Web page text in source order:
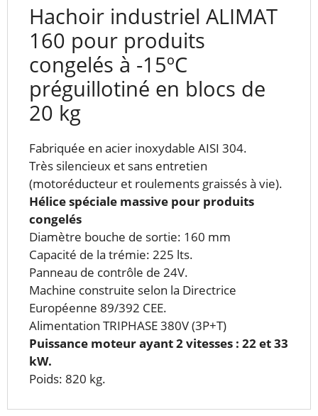
Hachoir industriel ALIMAT
160 pour produits
congelés à -15ºC
préguillotiné en blocs de
20 kg
Fabriquée en acier inoxydable AISI 304.
Très silencieux et sans entretien
(motoréducteur et roulements graissés à vie).
Hélice spéciale massive pour produits
congelés
Diamètre bouche de sortie: 160 mm
Capacité de la trémie: 225 lts.
Panneau de contrôle de 24V.
Machine construite selon la Directrice
Européenne 89/392 CEE.
Alimentation TRIPHASE 380V (3P+T)
Puissance moteur ayant 2 vitesses : 22 et 33
kW.
Poids: 820 kg.